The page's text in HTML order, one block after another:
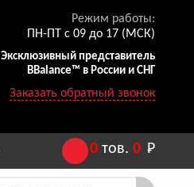
Режим работы:
ПН-ПТ с 09 до 17 (МСК)
Эксклюзивный представитель
BBalance™ в России и СНГ
Заказать обратный звонок
0 тов.0 Р